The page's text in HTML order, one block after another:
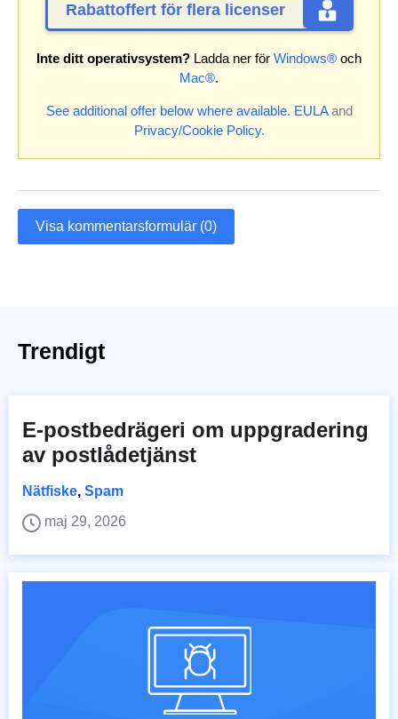
Rabattoffert för flera licenser
Inte ditt operativsystem? Ladda ner för Windows® och
Mac®.
See additional offer below where available. EULAand
Privacy/Cookie Policy.
Visa kommentarsformulär (0)
Trendigt
E-postbedrägeri om uppgradering
av postlådetjänst
Nätfiske, Spam
maj 29, 2026